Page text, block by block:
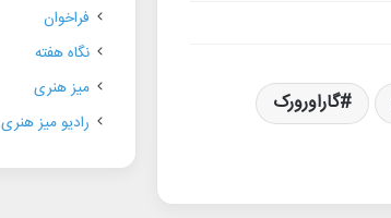
گاراورورک
فراخوان
نگاه هفته
میز هنری
رادیو میز هنری